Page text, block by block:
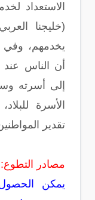
الاستعداد
(خليجنا
يخدمهم، وفي
أن الناس
إلى أسرته
الأسرة
تقدير
مصادر التطوع:
يمكن